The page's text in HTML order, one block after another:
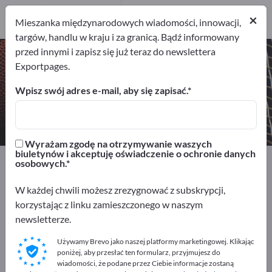
Instrumenty dęte – znajdź
producentów i dostawców
2
2
Exportpages
Sport i czas wolny
Reklamuj się bezpłatnie w serwisie
Exportpages!
Szukaj – Oferty – Towary używane – Kontakty biznesowe
>> zacznij tutaj
×
Mieszanka międzynarodowych wiadomości, innowacji,
targów, handlu w kraju i za granicą. Bądź informowany
przed innymi i zapisz się już teraz do newslettera
Exportpages.
Wpisz swój adres e-mail, aby się zapisać.
Wyrażam zgodę na otrzymywanie waszych
biuletynów i akceptuję oświadczenie o ochronie danych
osobowych.
W każdej chwili możesz zrezygnować z subskrypcji,
korzystając z linku zamieszczonego w naszym
newsletterze.
Używamy Brevo jako naszej platformy marketingowej. Klikając
poniżej, aby przesłać ten formularz, przyjmujesz do
wiadomości, że podane przez Ciebie informacje zostaną